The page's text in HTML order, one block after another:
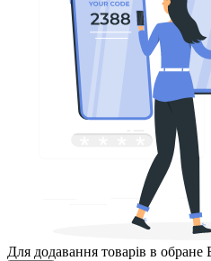
Для додавання товарів в обране